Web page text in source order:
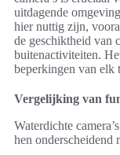
uitdagende
hier nuttig zijn,
de geschiktheid van
buitenactiviteiten.
beperkingen van elk
Vergelijking van
Waterdichte
hen onderscheidend